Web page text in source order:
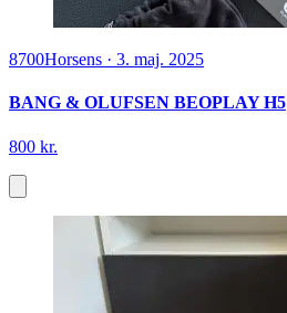
8700Horsens · 3. maj. 2025
BANG & OLUFSEN BEOPLAY H5
800 kr.